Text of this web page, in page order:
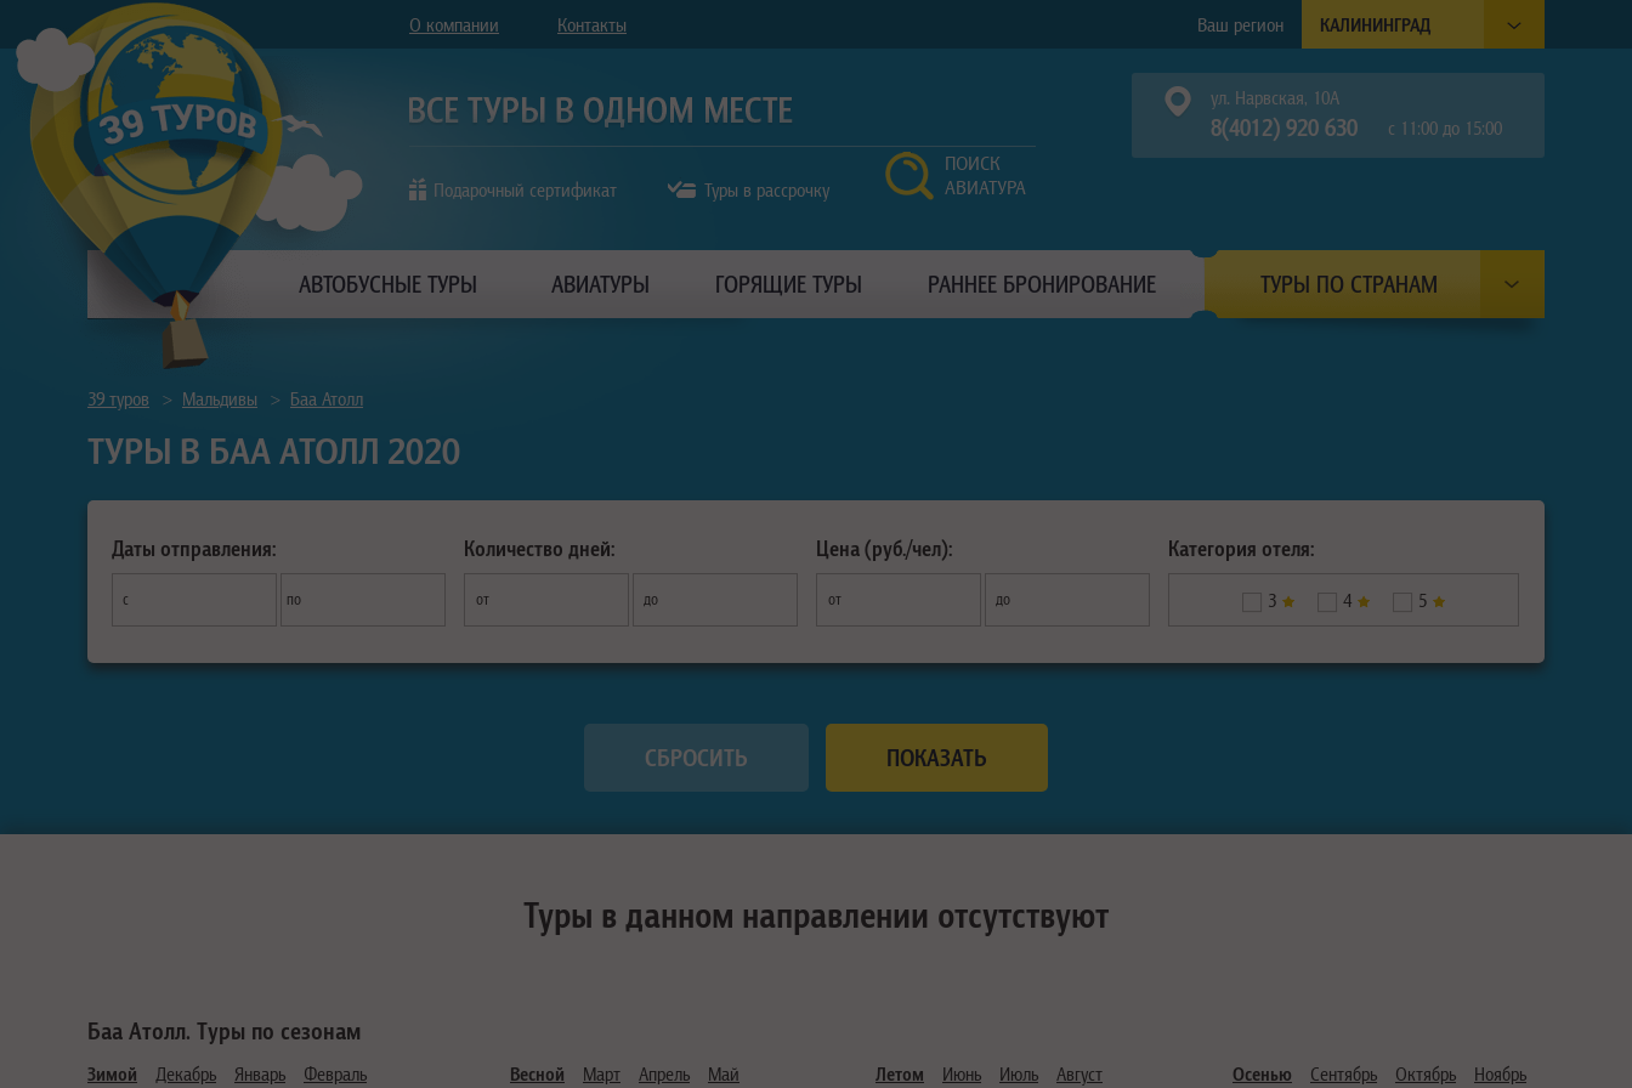
О компании Контакты КАЛИНИНГРАД
Ваш регион
ТУРЫ ПО СТРАНАМ
Подарочный сертификат Туры в рассрочку
ПОИСК
АВИАТУРА
ул. Нарвская, 10А
с 11:00 до 15:00
8(4012) 920 630
АВТОБУСНЫЕ ТУРЫ АВИАТУРЫ ГОРЯЩИЕ ТУРЫ РАННЕЕ БРОНИРОВАНИЕ
39 туров > Мальдивы > Баа Атолл
ТУРЫ В БАА АТОЛЛ 2020
Даты отправления:
с по
Количество дней:
от до
Цена (руб./чел):
от до
Категория отеля:
3 4 5
Туры в данном направлении отсутствуют
Баа Атолл. Туры по сезонам
Зимой Декабрь Январь Февраль Весной Март Апрель Май Летом Июнь Июль Август Осенью Сентябрь Октябрь Ноябрь